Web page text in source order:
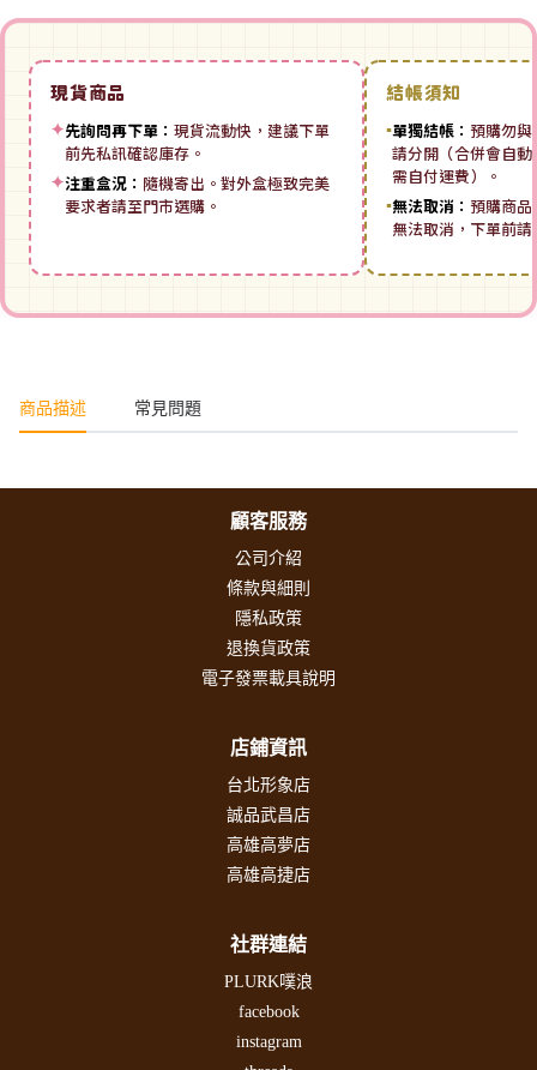
現貨商品
✦先詢問再下單： 現貨流動快，建議下單
前先私訊確認庫存。
✦注重盒況： 隨機寄出。對外盒極致完美
要求者請至門市選購。
結帳須知
▪單獨結帳： 預購勿與
請分開（合併會自
需自付運費）。
▪無法取消： 預購商品
無法取消，下單前
商品描述 常見問題
顧客服務
公司介紹
條款與細則
隱私政策
退換貨政策
電子發票載具說明
店鋪資訊
台北形象店
誠品武昌店
高雄高夢店
高雄高捷店
社群連結
PLURK噗浪
facebook
instagram